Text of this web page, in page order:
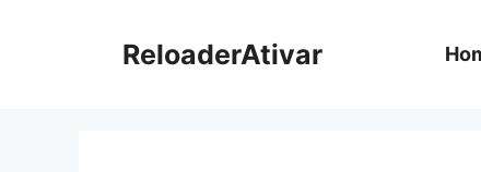
ReloaderAtivar